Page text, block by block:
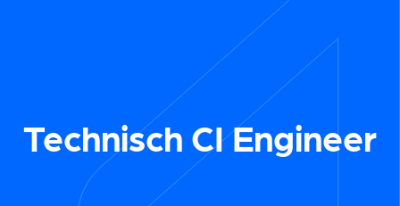
Technisch CI Engineer